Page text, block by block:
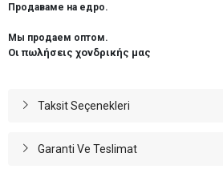
Продаваме на едро.
Мы продаем оптом.
Οι πωλήσεις χονδρικής μας
Taksit Seçenekleri
Garanti Ve Teslimat